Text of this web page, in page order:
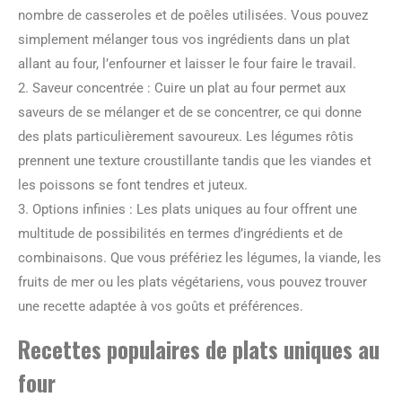
nombre de casseroles et de poêles utilisées. Vous pouvez
simplement mélanger tous vos ingrédients dans un plat
allant au four, l’enfourner et laisser le four faire le travail.
2. Saveur concentrée : Cuire un plat au four permet aux
saveurs de se mélanger et de se concentrer, ce qui donne
des plats particulièrement savoureux. Les légumes rôtis
prennent une texture croustillante tandis que les viandes et
les poissons se font tendres et juteux.
3. Options infinies : Les plats uniques au four offrent une
multitude de possibilités en termes d’ingrédients et de
combinaisons. Que vous préfériez les légumes, la viande, les
fruits de mer ou les plats végétariens, vous pouvez trouver
une recette adaptée à vos goûts et préférences.
Recettes populaires de plats uniques au
four